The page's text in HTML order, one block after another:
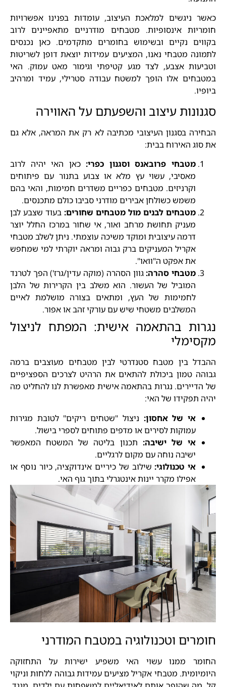
כאשר ניגשים למלאכת העיצוב, עומדות בפנינו אפשרויות
חומריות אינסופיות. מטבחים מודרניים מתאפיינים לרוב
בקווים נקיים ובשימוש בחומרים מתקדמים. כאן נכנסים
לתמונה מטבחי נאנו, המציעים עמידות יוצאת דופן לשריטות
וטביעות אצבע, לצד מגע קטיפתי וגימור מאט עמוק. האי
במטבחים אלו הופך למשטח עבודה סטרילי, עמיד ומרהיב
ביופיו.
סגנונות עיצוב והשפעתם על האווירה
הבחירה בסגנון העיצובי מכתיבה לא רק את המראה, אלא גם
את סוג האירוח בבית:
מטבחי פרובאנס וסגנון כפרי:כאן האי יהיה לרוב
מאסיבי, עשוי עץ מלא או צבוע בתנור עם פיתוחים
וקרניזים. מטבחים כפריים משדרים חמימות, והאי בהם
משמש כשולחן אבירים מודרני סביבו כולם מתכנסים.
מטבחים לבנים מול מטבחים שחורים: בעוד שצבע לבן
מעניק תחושת מרחב ואור, אי שחור במרכז החלל יוצר
דרמה עיצובית ומוקד משיכה עוצמתי. ניתן לשלב מטבחי
אקריל המעניקים ברק גבוה ומראה יוקרתי למי שמחפש
את אפקט ה"וואו".
מטבחי סהרה:גוון הסהרה (מוקה עדין/גרז') הפך לטרנד
המוביל של העשור. הוא משלב בין הקרירות של הלבן
לחמימות של העץ, ומתאים בצורה מושלמת לאיים
המשלבים משטחי שיש עם עורקי זהב או אפור.
נגרות בהתאמה אישית: המפתח לניצול
מקסימלי
ההבדל בין מטבח סטנדרטי לבין מטבחים מעוצבים ברמה
גבוהה טמון ביכולת להתאים את הרהיט לצרכים הספציפיים
של הדיירים. נגרות בהתאמה אישית מאפשרת לנו להחליט מה
יהיה תפקידו של האי:
אי של אחסון: ניצול "שטחים ריקים" לטובת מגירות
עמוקות לסירים או מדפים פתוחים לספרי בישול.
אי של ישיבה: תכנון בליטה של המשטח המאפשר
ישיבה נוחה עם מקום לרגליים.
אי טכנולוגי:שילוב של כיריים אינדוקציה, כיור נוסף או
אפילו מקרר יינות אינטגרלי בתוך גוף האי.
חומרים וטכנולוגיה במטבח המודרני
החומר ממנו עשוי האי משפיע ישירות על התחזוקה
היומיומית. מטבחי אקריל מציעים עמידות גבוהה ללחות וניקוי